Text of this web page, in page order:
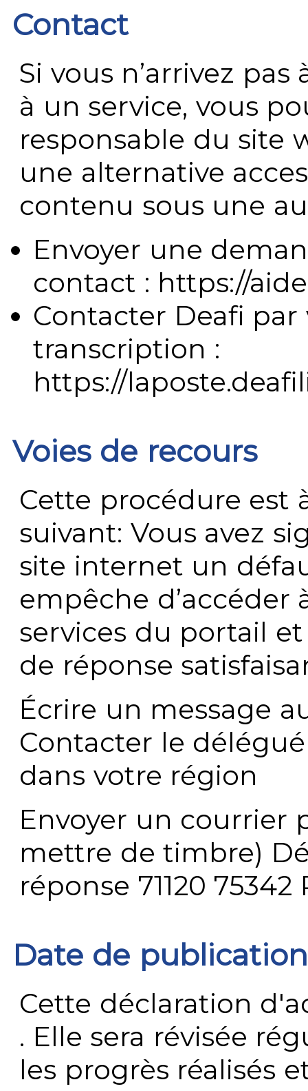
Contact
Si vous n’arrivez
à un service, vous
responsable du site
une alternative
contenu sous une
Envoyer une
contact : https://
Contacter Deafi
transcription :
https://
Voies de recours
Cette procédure est
suivant: Vous avez
site internet un
empêche
services du portail
de réponse
Écrire un message
Contacter le
dans votre région
Envoyer un courrier
mettre de timbre)
réponse 71120 75342
Date de publication
Cette déclaration
. Elle sera révisée
les progrès réalisés